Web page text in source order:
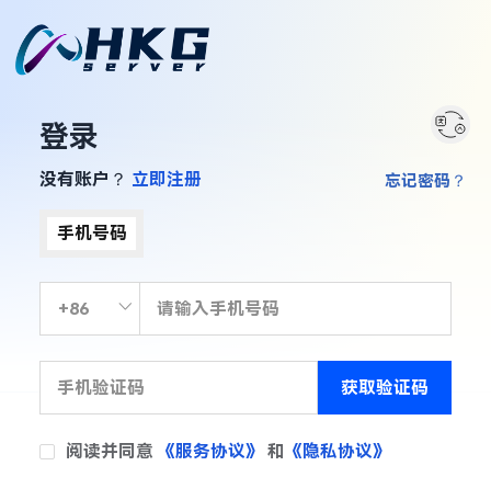
登录
没有账户？ 立即注册
手机号码
获取验证码
阅读并同意 《服务协议》 和 《隐私协议》
忘记密码？